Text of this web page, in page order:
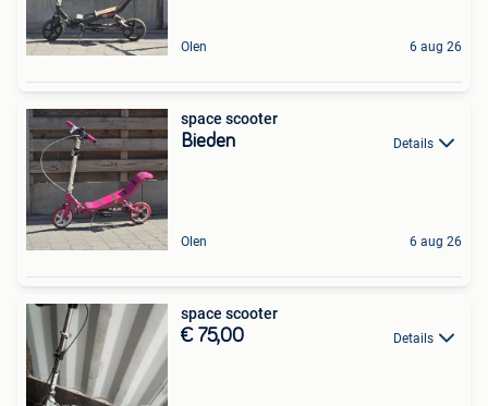
Olen 6 aug 26
space scooter
Bieden Details
Olen 6 aug 26
space scooter
€ 75,00 Details